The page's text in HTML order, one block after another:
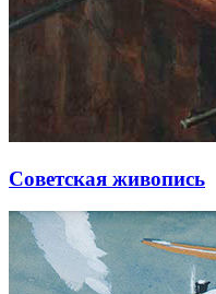
Советская живопись